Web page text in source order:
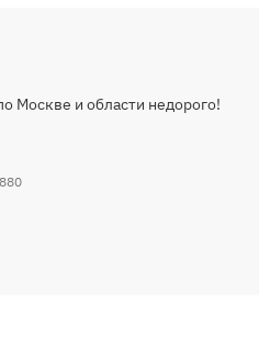
Москве и области недорого!